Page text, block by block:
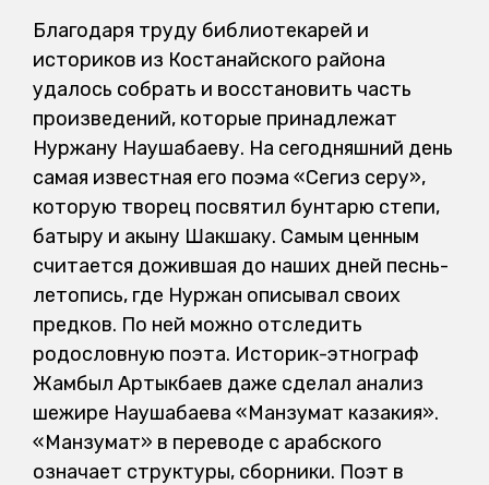
Благодаря труду библиотекарей и
историков из Костанайского района
удалось собрать и восстановить часть
произведений, которые принадлежат
Нуржану Наушабаеву. На сегодняшний день
самая известная его поэма «Сегиз серу»,
которую творец посвятил бунтарю степи,
батыру и акыну Шакшаку. Самым ценным
считается дожившая до наших дней песнь-
летопись, где Нуржан описывал своих
предков. По ней можно отследить
родословную поэта. Историк-этнограф
Жамбыл Артыкбаев даже сделал анализ
шежире Наушабаева «Манзумат казакия».
«Манзумат» в переводе с арабского
означает структуры, сборники. Поэт в